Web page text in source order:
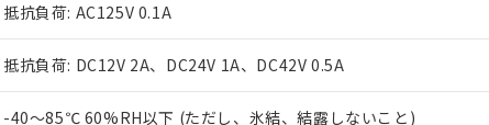
抵抗負荷: AC125V 0.1A
抵抗負荷: DC12V 2A、DC24V 1A、DC42V 0.5A
-40～85℃ 60%RH以下 (ただし、氷結、結露しないこと)